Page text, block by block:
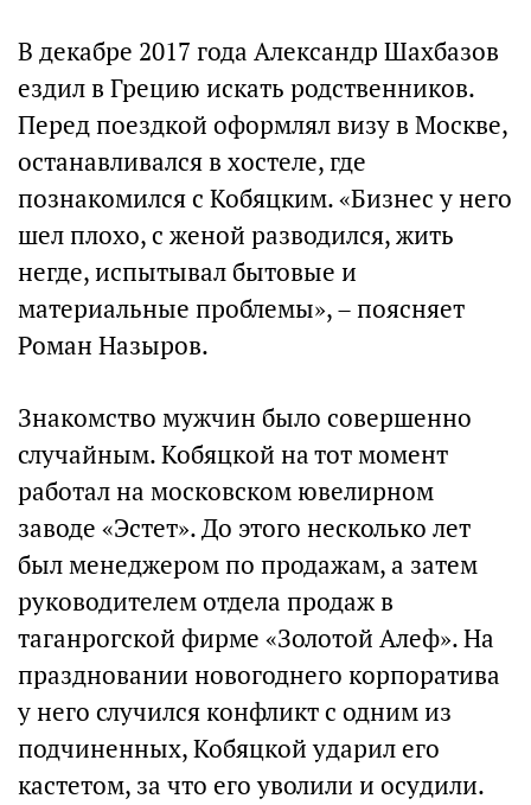
В декабре 2017 года Александр Шахбазов
ездил в Грецию искать родственников.
Перед поездкой оформлял визу в Москве,
останавливался в хостеле, где
познакомился с Кобяцким. «Бизнес у него
шел плохо, с женой разводился, жить
негде, испытывал бытовые и
материальные проблемы», – поясняет
Роман Назыров.
Знакомство мужчин было совершенно
случайным. Кобяцкой на тот момент
работал на московском ювелирном
заводе «Эстет». До этого несколько лет
был менеджером по продажам, а затем
руководителем отдела продаж в
таганрогской фирме «Золотой Алеф». На
праздновании новогоднего корпоратива
у него случился конфликт с одним из
подчиненных, Кобяцкой ударил его
кастетом, за что его уволили и осудили.